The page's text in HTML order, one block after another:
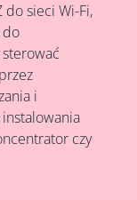
do sieci Wi-Fi,
do
i
instalowania
czy